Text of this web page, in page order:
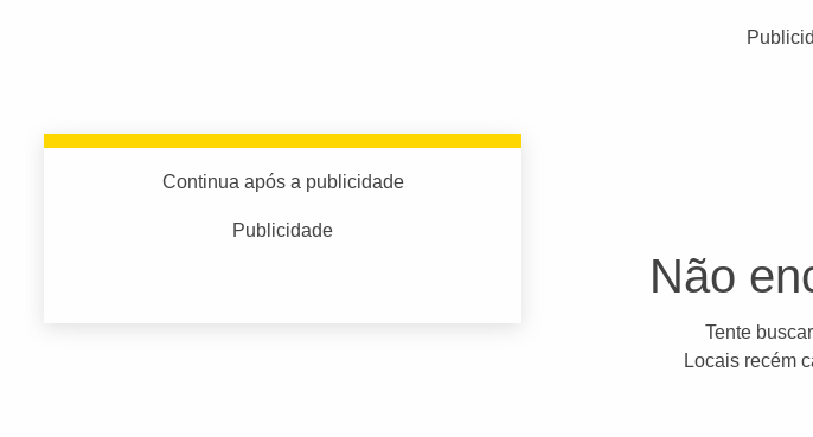
Continua após a publicidade
Publicidade
Não
Tente
Locais recém